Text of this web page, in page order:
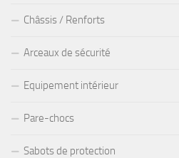
Châssis / Renforts
Arceaux de sécurité
Equipement intérieur
Pare-chocs
Sabots de protection